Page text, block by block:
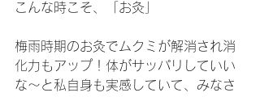
こんな時こそ、「お灸」
梅雨時期のお灸でムクミが解消され消
化力もアップ！体がサッパリしていい
な～と私自身も実感していて、みなさ